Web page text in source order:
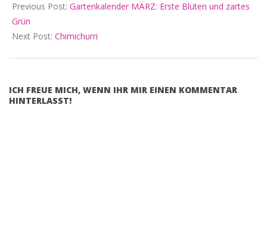
Previous Post: Gartenkalender MÄRZ: Erste Blüten und zartes
Grün
Next Post: Chimichurri
ICH FREUE MICH, WENN IHR MIR EINEN KOMMENTAR
HINTERLASST!